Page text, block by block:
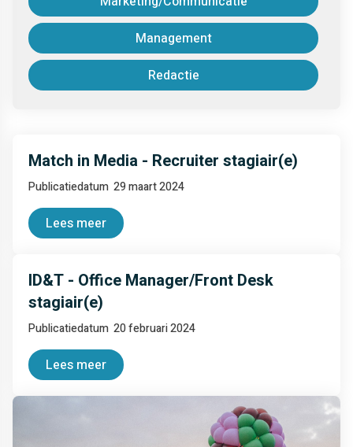
Management
Redactie
Match in Media - Recruiter stagiair(e)
Publicatiedatum 29 maart 2024
Lees meer
ID&T - Office Manager/Front Desk
stagiair(e)
Publicatiedatum 20 februari 2024
Lees meer